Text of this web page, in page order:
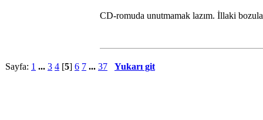
CD-romuda unutmamak lazım. İllaki
Sayfa: 1 ... 3 4 [5] 6 7 ... 37 Yukarı git